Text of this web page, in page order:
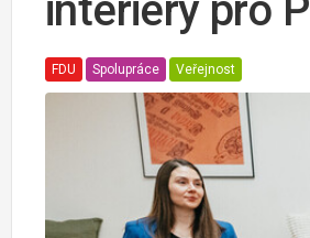
interiéry pro
FDU Spolupráce Veřejnost